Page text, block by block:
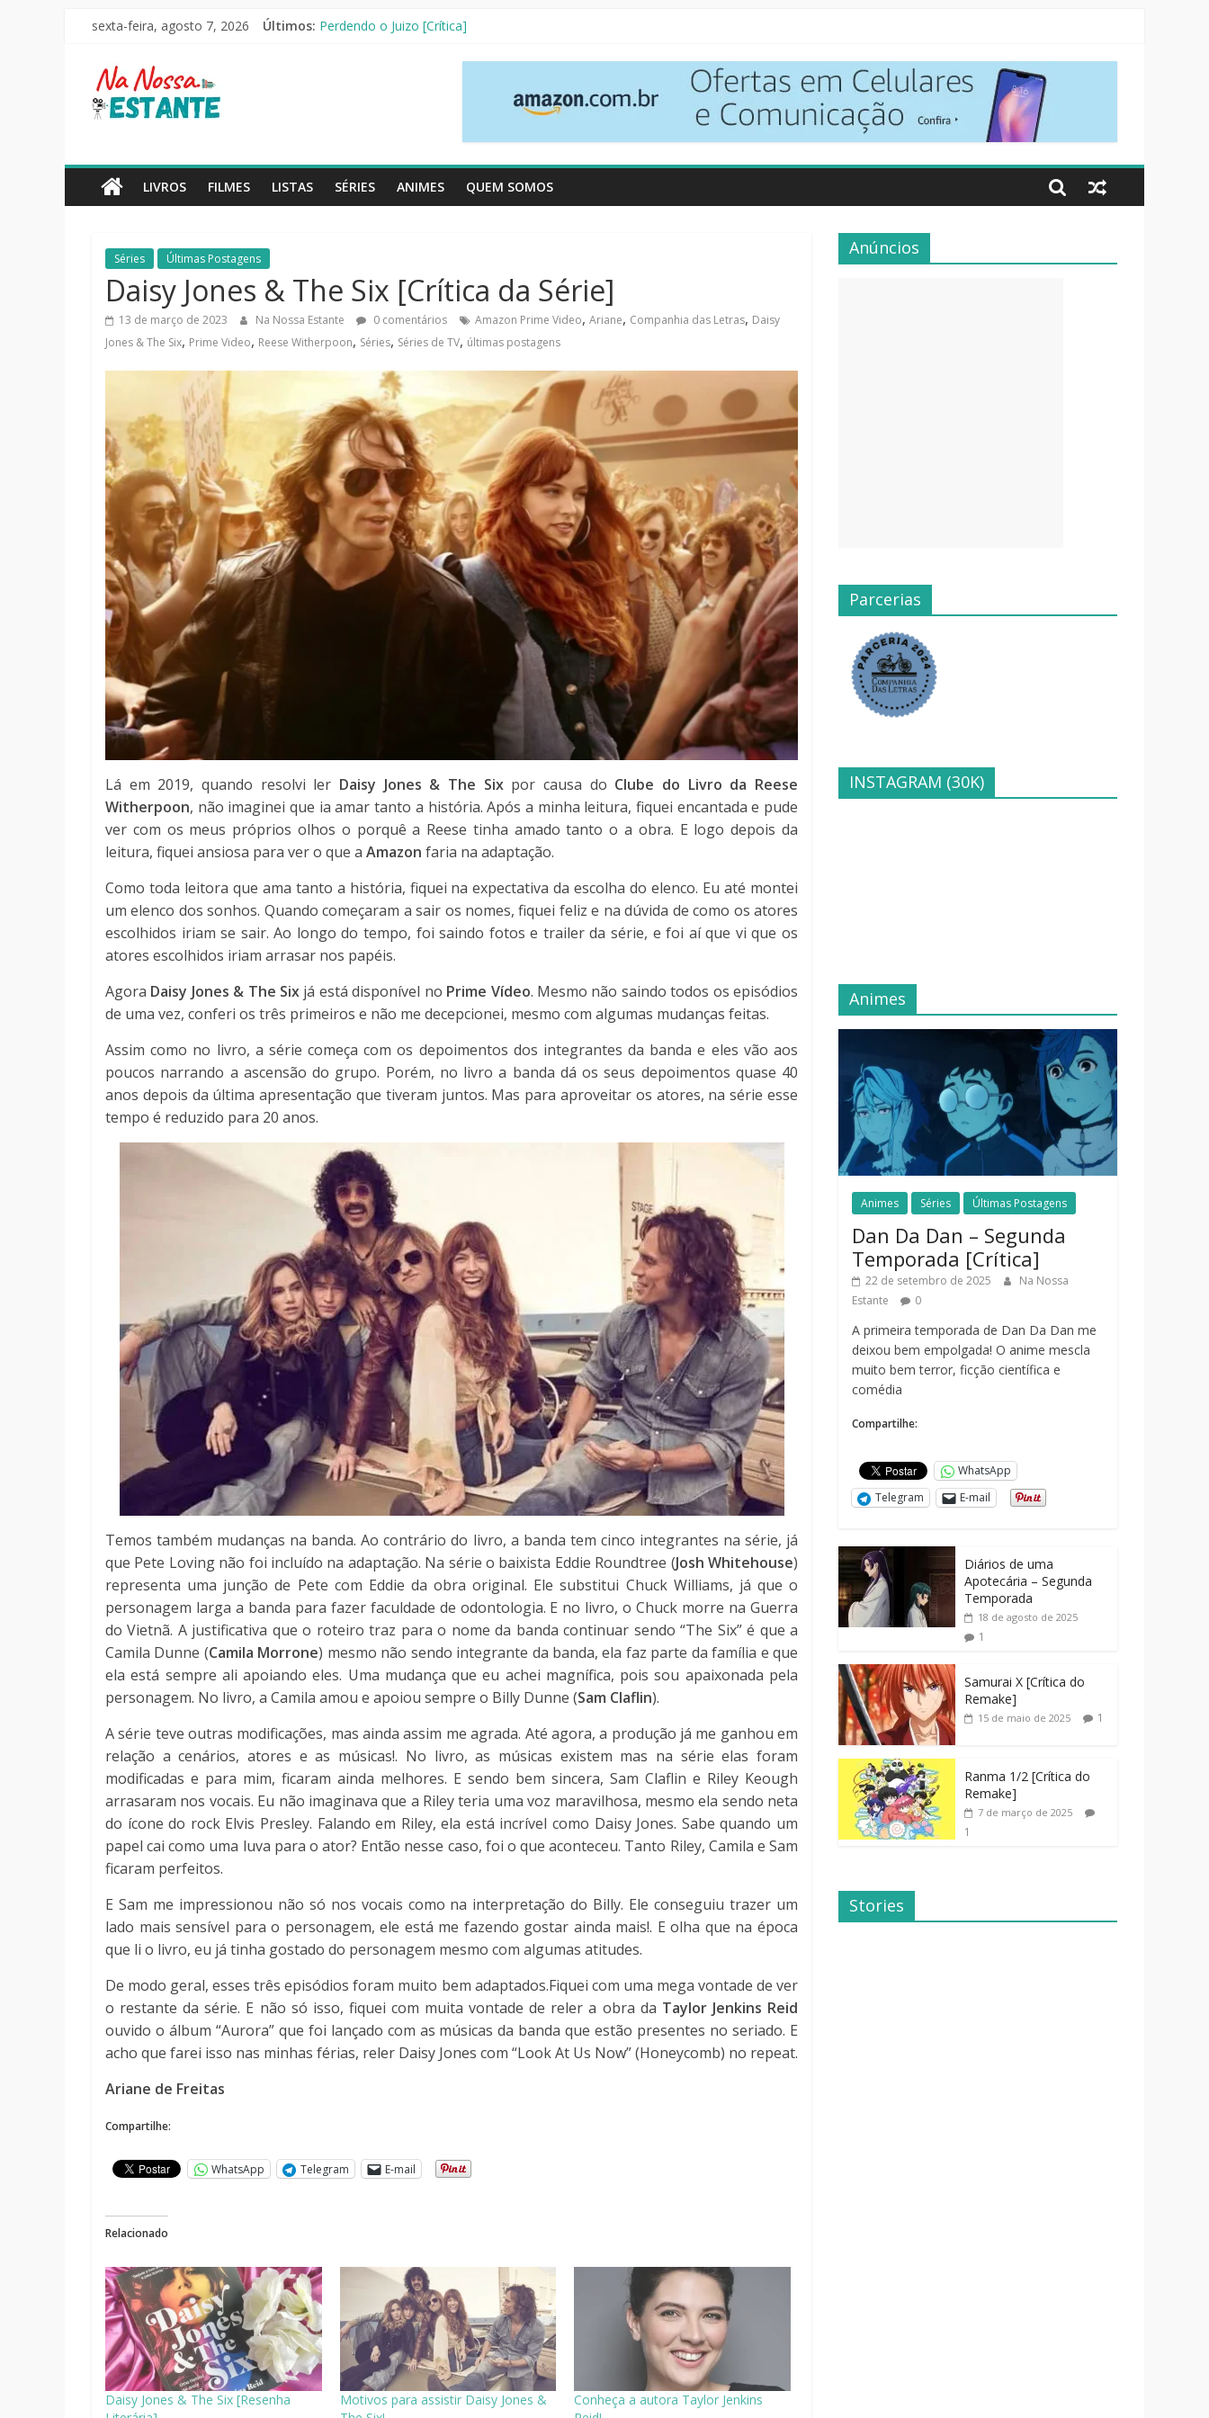
Pular
conteúdo
sexta-feira, agosto 7, 2026 Últimos: As Ovelhas Detetives [Crítica]
Slow Horses – 3ª Temporada [Crítica]
Na
Nossa
Estante
livros,
filmes,
séries
notícias
LIVROS FILMES LISTAS SÉRIES ANIMES QUEM SOMOS
Séries Últimas Postagens
Daisy Jones & The Six [Crítica da Série]
13 de março de 2023 Na Nossa Estante 0 comentários Amazon Prime Video, Ariane, Companhia das Letras, Daisy
Jones & The Six, Prime Video, Reese Witherpoon, Séries, Séries de TV, últimas postagens
Lá em 2019, quando resolvi ler Daisy Jones & The Sixpor causa do Clube do Livro da Reese
Witherpoon, não imaginei que ia amar tanto a história. Após a minha leitura, fiquei encantada e pude
ver com os meus próprios olhos o porquê a Reese tinha amado tanto o a obra. E logo depois da
leitura, fiquei ansiosa para ver o que a Amazon faria na adaptação.
Como toda leitora que ama tanto a história, fiquei na expectativa da escolha do elenco. Eu até montei
um elenco dos sonhos. Quando começaram a sair os nomes, fiquei feliz e na dúvida de como os atores
escolhidos iriam se sair. Ao longo do tempo, foi saindo fotos e trailer da série, e foi aí que vi que os
atores escolhidos iriam arrasar nos papéis.
Agora Daisy Jones & The Six já está disponível no Prime Vídeo. Mesmo não saindo todos os episódios
de uma vez, conferi os três primeiros e não me decepcionei, mesmo com algumas mudanças feitas.
Assim como no livro, a série começa com os depoimentos dos integrantes da banda e eles vão aos
poucos narrando a ascensão do grupo. Porém, no livro a banda dá os seus depoimentos quase 40
anos depois da última apresentação que tiveram juntos. Mas para aproveitar os atores, na série esse
tempo é reduzido para 20 anos.
Temos também mudanças na banda. Ao contrário do livro, a banda tem cinco integrantes na série, já
que Pete Loving não foi incluído na adaptação. Na série o baixista Eddie Roundtree (Josh Whitehouse)
representa uma junção de Pete com Eddie da obra original. Ele substitui Chuck Williams, já que o
personagem larga a banda para fazer faculdade de odontologia. E no livro, o Chuck morre na Guerra
do Vietnã. A justificativa que o roteiro traz para o nome da banda continuar sendo “The Six” é que a
Camila Dunne (Camila Morrone) mesmo não sendo integrante da banda, ela faz parte da família e que
ela está sempre ali apoiando eles. Uma mudança que eu achei magnífica, pois sou apaixonada pela
personagem. No livro, a Camila amou e apoiou sempre o Billy Dunne (Sam Claflin).
A série teve outras modificações, mas ainda assim me agrada. Até agora, a produção já me ganhou em
relação a cenários, atores e as músicas!. No livro, as músicas existem mas na série elas foram
modificadas e para mim, ficaram ainda melhores. E sendo bem sincera, Sam Claflin e Riley Keough
arrasaram nos vocais. Eu não imaginava que a Riley teria uma voz maravilhosa, mesmo ela sendo neta
do ícone do rock Elvis Presley. Falando em Riley, ela está incrível como Daisy Jones. Sabe quando um
papel cai como uma luva para o ator? Então nesse caso, foi o que aconteceu. Tanto Riley, Camila e Sam
ficaram perfeitos.
E Sam me impressionou não só nos vocais como na interpretação do Billy. Ele conseguiu trazer um
lado mais sensível para o personagem, ele está me fazendo gostar ainda mais!. E olha que na época
que li o livro, eu já tinha gostado do personagem mesmo com algumas atitudes.
De modo geral, esses três episódios foram muito bem adaptados.Fiquei com uma mega vontade de ver
o restante da série. E não só isso, fiquei com muita vontade de reler a obra da Taylor Jenkins Reid
ouvido o álbum “Aurora” que foi lançado com as músicas da banda que estão presentes no seriado. E
acho que farei isso nas minhas férias, reler Daisy Jones com “Look At Us Now” (Honeycomb) no repeat.
Ariane de Freitas
Compartilhe:
WhatsApp Telegram E-mail
Relacionado
Daisy Jones & The Six [Resenha
Motivos para assistir Daisy Jones &
Conheça a autora Taylor Jenkins
Anúncios
Parcerias
INSTAGRAM (30K)
Animes
Animes Séries Últimas Postagens
Dan Da Dan – Segunda
Temporada [Crítica]
22 de setembro de 2025
Na Nossa
Estante
0
A primeira temporada de Dan Da Dan me
deixou bem empolgada! O anime mescla
muito bem terror, ficção científica e
comédia
Compartilhe:
WhatsApp
Telegram
E-mail
Diários de uma
Apotecária – Segunda
Temporada
18 de agosto de 2025
1
Samurai X [Crítica do
Remake]
15 de maio de 2025 1
Ranma 1/2 [Crítica do
Remake]
7 de março de 2025
1
Stories
Dicas de
Filmes Para o
Família